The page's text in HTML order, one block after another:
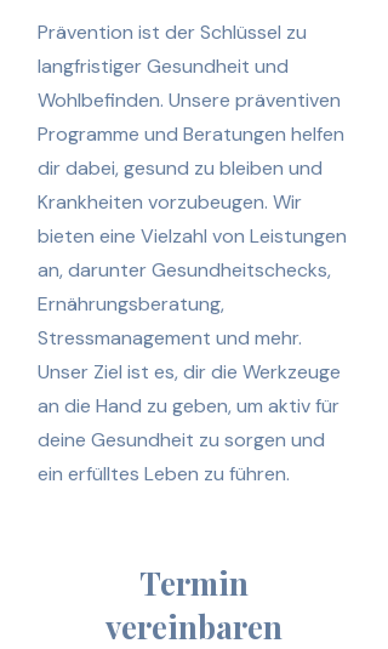
Prävention ist der Schlüssel zu
langfristiger Gesundheit und
Wohlbefinden. Unsere präventiven
Programme und Beratungen helfen
dir dabei, gesund zu bleiben und
Krankheiten vorzubeugen. Wir
bieten eine Vielzahl von Leistungen
an, darunter Gesundheitschecks,
Ernährungsberatung,
Stressmanagement und mehr.
Unser Ziel ist es, dir die Werkzeuge
an die Hand zu geben, um aktiv für
deine Gesundheit zu sorgen und
ein erfülltes Leben zu führen.
Termin
vereinbaren